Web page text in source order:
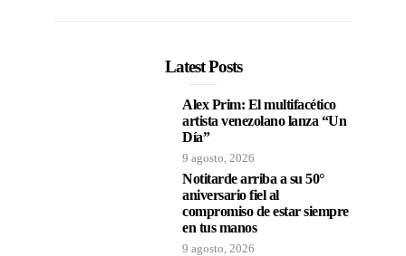
Latest Posts
Alex Prim: El multifacético
artista venezolano lanza “Un
Día”
9 agosto, 2026
Notitarde arriba a su 50°
aniversario fiel al
compromiso de estar siempre
en tus manos
9 agosto, 2026